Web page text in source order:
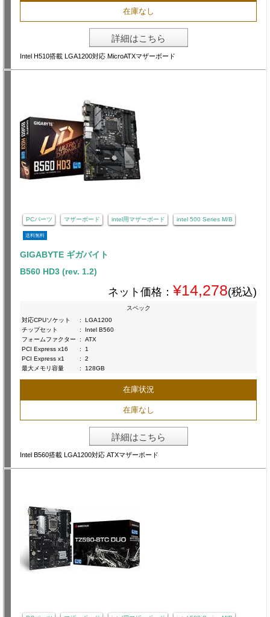
在庫なし
詳細はこちら
Intel H510搭載 LGA1200対応 MicroATXマザーボード
PCパーツ マザーボード intel用マザーボード intel 500 Series M/B
送料無料
GIGABYTE ギガバイト
B560 HD3 (rev. 1.2)
ネット価格： ¥14,278(税込)
スペック
対応CPUソケット
:
LGA1200
チップセット
:
Intel B560
フォームファクター
:
ATX
PCI Express x16
:
1
PCI Express x1
:
2
最大メモリ容量
: 128GB
在庫状況
在庫なし
詳細はこちら
Intel B560搭載 LGA1200対応 ATXマザーボード